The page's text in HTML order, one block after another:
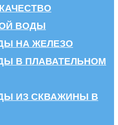
ВОДЫ
НА ЖЕЛЕЗО
В ПЛАВАТЕЛЬНОМ
ИЗ СКВАЖИНЫ В